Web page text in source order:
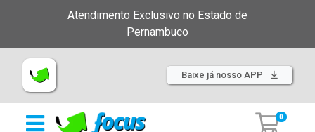
Atendimento Exclusivo no Estado de
Pernambuco
Baixe já nosso APP
0